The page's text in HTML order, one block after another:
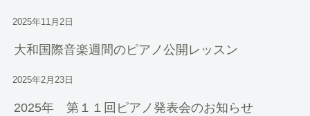
2025年11月2日
大和国際音楽週間のピアノ公開レッスン
2025年2月23日
2025年 第１１回ピアノ発表会のお知らせ